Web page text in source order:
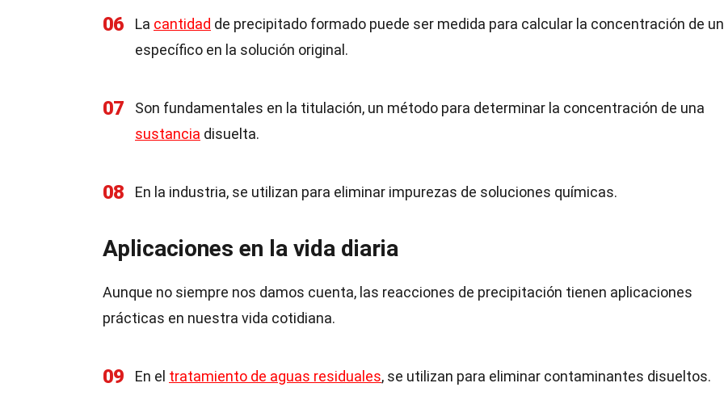
06 La cantidad de precipitado formado puede ser medida para calcular la concentración de
específico en la solución original.
07
Son fundamentales en la titulación, un método para determinar la concentración de una
sustancia disuelta.
08 En la industria, se utilizan para eliminar impurezas de soluciones químicas.
Aplicaciones en la vida diaria
Aunque no siempre nos damos cuenta, las reacciones de precipitación tienen aplicaciones
prácticas en nuestra vida cotidiana.
09 En el tratamiento de aguas residuales, se utilizan para eliminar contaminantes disueltos.